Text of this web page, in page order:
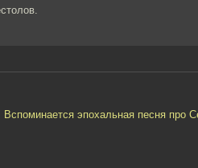
эпохальная песня про